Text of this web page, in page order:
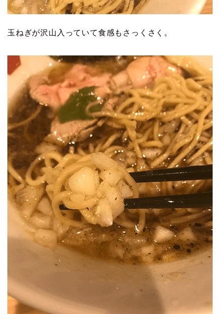
玉ねぎが沢山入っていて食感もさっくさく。